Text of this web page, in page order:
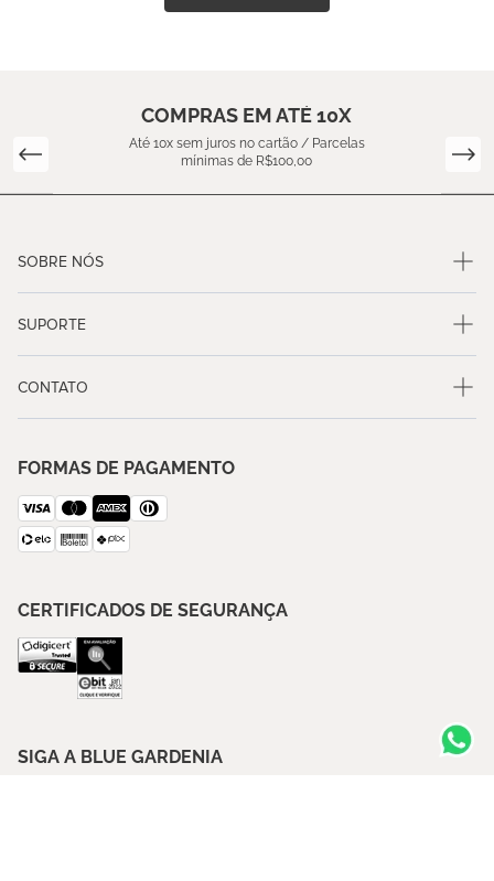
COMPRAS EM ATÉ 10X
Até 10x sem juros no cartão / Parcelas
mínimas de R$100,00
SOBRE NÓS
SUPORTE
CONTATO
FORMAS DE PAGAMENTO
CERTIFICADOS DE SEGURANÇA
SIGA A BLUE GARDENIA